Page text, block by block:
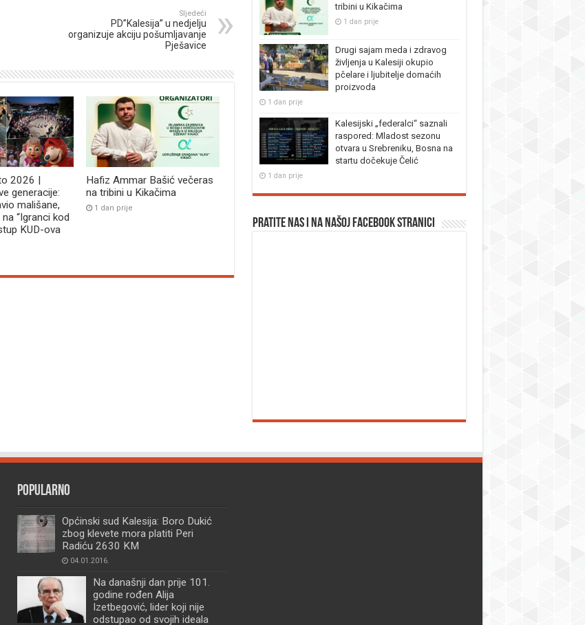
Sljedeći
PD”Kalesija” u nedjelju
organizuje akciju pošumljavanje
Pješavice
2026 |
generacije:
mališane,
“Igranci kod
KUD-ova
Hafiz Ammar Bašić večeras
na tribini u Kikačima
1 dan prije
tribini u Kikačima
1 dan prije
Drugi sajam meda i zdravog
življenja u Kalesiji okupio
pčelare i ljubitelje domaćih
proizvoda
1 dan prije
Kalesijski „federalci“ saznali
raspored: Mladost sezonu
otvara u Srebreniku, Bosna na
startu dočekuje Čelić
1 dan prije
Pratite nas i na našoj facebook stranici
Popularno
Općinski sud Kalesija: Boro Dukić
zbog klevete mora platiti Peri
Radiću 2630 KM
04.01.2016.
Na današnji dan prije 101.
godine rođen Alija
Izetbegović, lider koji nije
odstupao od svojih ideala